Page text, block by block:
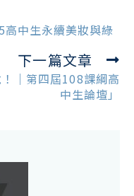
中生永續美妝與綠
下一篇文章
｜第四屆108課綱高
中生論壇」